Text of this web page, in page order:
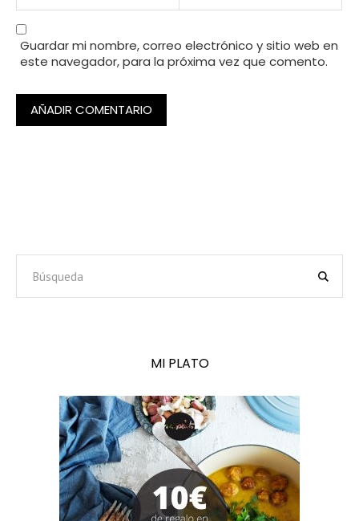
Guardar mi nombre, correo electrónico y sitio web en
este navegador, para la próxima vez que comento.
MI PLATO